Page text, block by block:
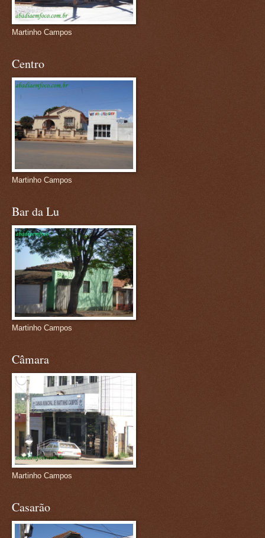
Martinho Campos
Centro
Martinho Campos
Bar da Lu
Martinho Campos
Câmara
Martinho Campos
Casarão